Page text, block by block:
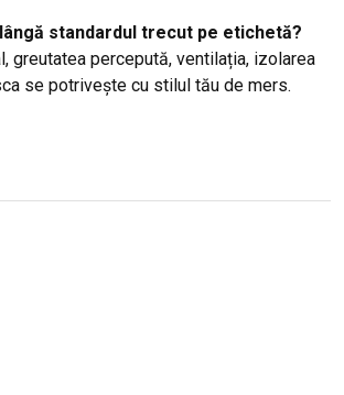
standardul trecut pe etichetă?
greutatea percepută, ventilația, izolarea
se potrivește cu stilul tău de mers.